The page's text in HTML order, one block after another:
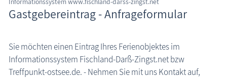
Freizeit
Veranstaltungen
Informationssystem Fischland-Darß-Zingst
Gastgebereintrag - Anfrageformular
Sie möchten einen Eintrag Ihres Ferienobjektes im
Informationssystem Fischland-Darß-Zingst.net bzw
Treffpunkt-ostsee.de. - Nehmen Sie mit uns Kontakt auf,